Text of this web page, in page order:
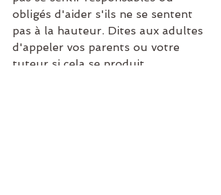
obligés d'aider s'ils ne se sentent
pas à la hauteur. Dites aux adultes
d'appeler vos parents ou votre
tuteur si cela se produit.